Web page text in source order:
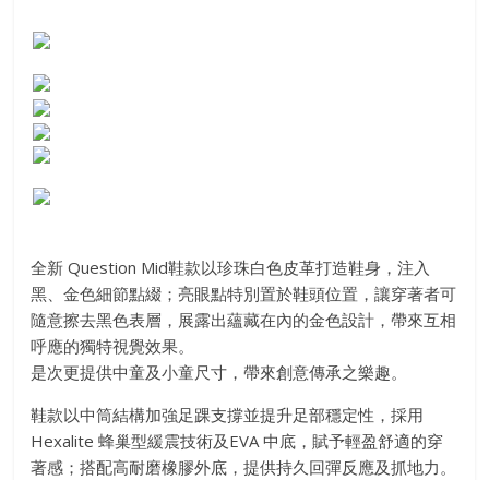
全新 Question Mid鞋款以珍珠白色皮革打造鞋身，注入
黑、金色細節點綴；亮眼點特別置於鞋頭位置，讓穿著者可
隨意擦去黑色表層，展露出蘊藏在內的金色設計，帶來互相
呼應的獨特視覺效果。
是次更提供中童及小童尺寸，帶來創意傳承之樂趣。
鞋款以中筒結構加強足踝支撐並提升足部穩定性，採用
Hexalite 蜂巢型緩震技術及EVA 中底，賦予輕盈舒適的穿
著感；搭配高耐磨橡膠外底，提供持久回彈反應及抓地力。